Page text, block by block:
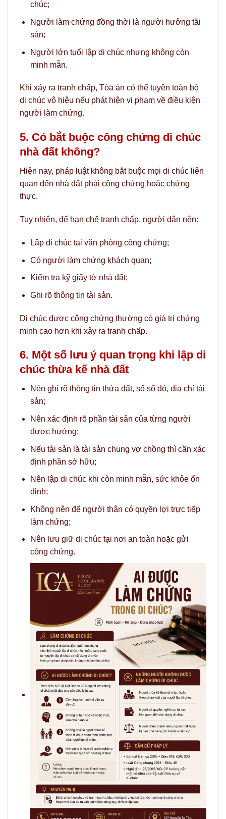
chúc;
Người làm chứng đồng thời là người hưởng tài
sản;
Người lớn tuổi lập di chúc nhưng không còn
minh mẫn.
Khi xảy ra tranh chấp, Tòa án có thể tuyên toàn bộ
di chúc vô hiệu nếu phát hiện vi phạm về điều kiện
người làm chứng.
5. Có bắt buộc công chứng di chúc
nhà đất không?
Hiện nay, pháp luật không bắt buộc mọi di chúc liên
quan đến nhà đất phải công chứng hoặc chứng
thực.
Tuy nhiên, để hạn chế tranh chấp, người dân nên:
Lập di chúc tại văn phòng công chứng;
Có người làm chứng khách quan;
Kiểm tra kỹ giấy tờ nhà đất;
Ghi rõ thông tin tài sản.
Di chúc được công chứng thường có giá trị chứng
minh cao hơn khi xảy ra tranh chấp.
6. Một số lưu ý quan trọng khi lập di
chúc thừa kế nhà đất
Nên ghi rõ thông tin thửa đất, số sổ đỏ, địa chỉ tài
sản;
Nên xác định rõ phần tài sản của từng người
được hưởng;
Nếu tài sản là tài sản chung vợ chồng thì cần xác
định phần sở hữu;
Nên lập di chúc khi còn minh mẫn, sức khỏe ổn
định;
Không nên để người thân có quyền lợi trực tiếp
làm chứng;
Nên lưu giữ di chúc tại nơi an toàn hoặc gửi
công chứng.